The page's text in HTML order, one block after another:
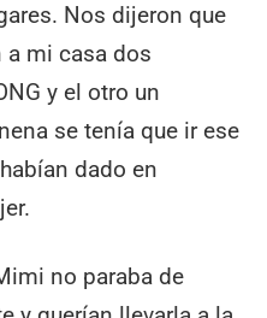
Nos dijeron que
a mi casa dos
y el otro un
se tenía que ir ese
dado en
no paraba de